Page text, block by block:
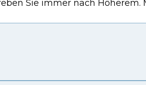
Sie immer nach